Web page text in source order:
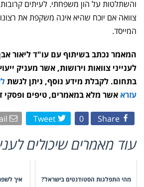
והשתלטות על הון משפחתי. לעיתים
צוואה אם יוכח שהיא אינה משקפת את
המייסד.
המאמר נכתב בשיתוף עם עו"ד ליאור
לענייני צוואות וירושות, אשר מעניק
בתחום. לקבלת מידע נוסף, ניתן לגשת
עזרא אשר מלא במאמרים, טיפים ופסקי
Share
0
Tweet
עוד מאמרים שיכולים
מהי התפלגות הסטודנטים בישראל? איך